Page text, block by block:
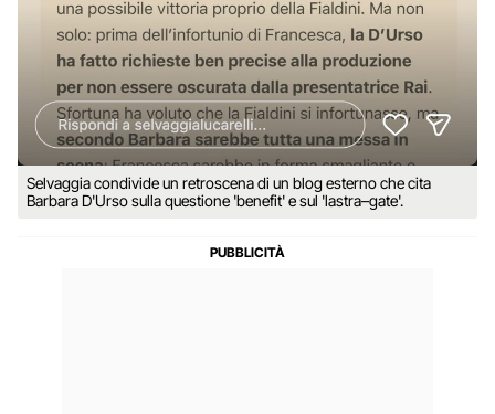
Selvaggia condivide un retroscena di un blog esterno che cita
Barbara D'Urso sulla questione 'benefit' e sul 'lastra–gate'.